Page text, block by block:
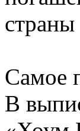
Самое
В